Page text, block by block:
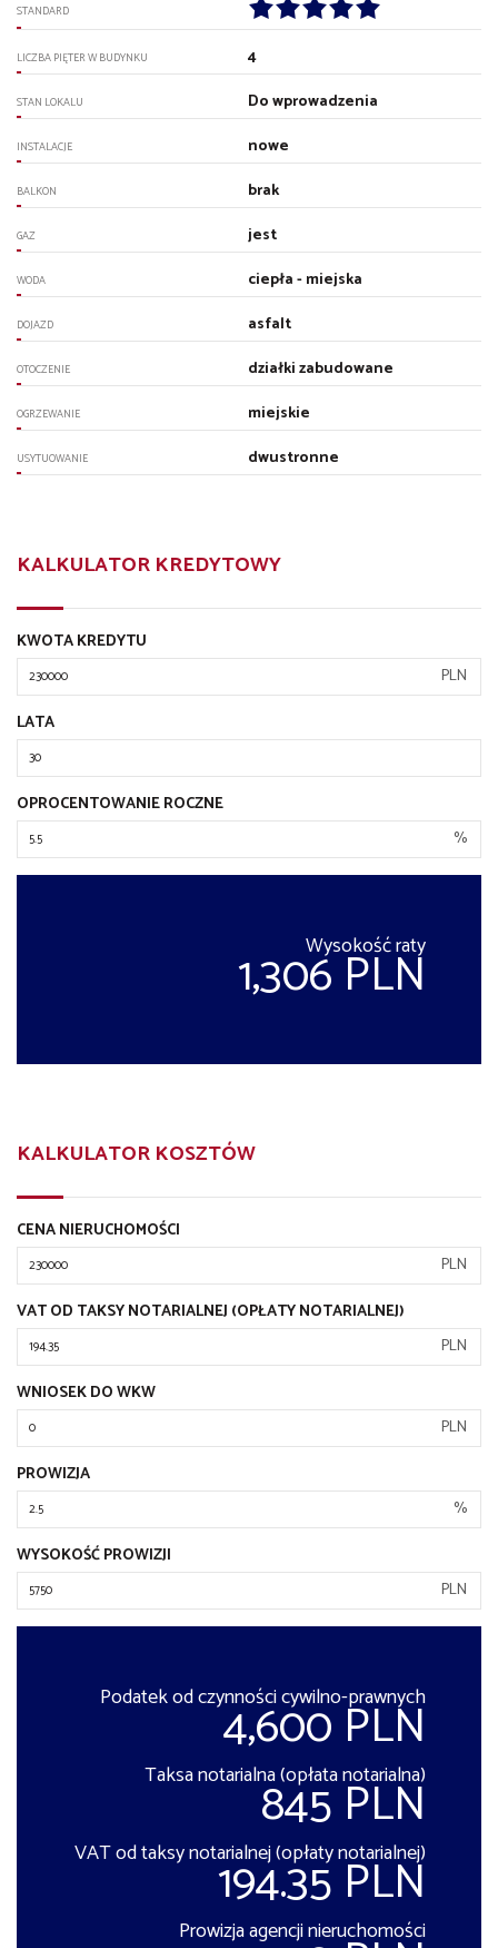
STANDARD
LICZBA PIĘTER W BUDYNKU 4
STAN LOKALU Do wprowadzenia
INSTALACJE nowe
BALKON brak
GAZ jest
WODA ciepła - miejska
DOJAZD asfalt
OTOCZENIE działki zabudowane
OGRZEWANIE miejskie
USYTUOWANIE dwustronne
KALKULATOR KREDYTOWY
KWOTA KREDYTU
PLN
LATA
OPROCENTOWANIE ROCZNE
%
Wysokość raty
1,306 PLN
KALKULATOR KOSZTÓW
CENA NIERUCHOMOŚCI
PLN
VAT OD TAKSY NOTARIALNEJ (OPŁATY NOTARIALNEJ)
PLN
WNIOSEK DO WKW
PLN
PROWIZJA
%
WYSOKOŚĆ PROWIZJI
PLN
Podatek od czynności cywilno-prawnych
4,600 PLN
Taksa notarialna (opłata notarialna)
845 PLN
VAT od taksy notarialnej (opłaty notarialnej)
194.35 PLN
Prowizja agencji nieruchomości